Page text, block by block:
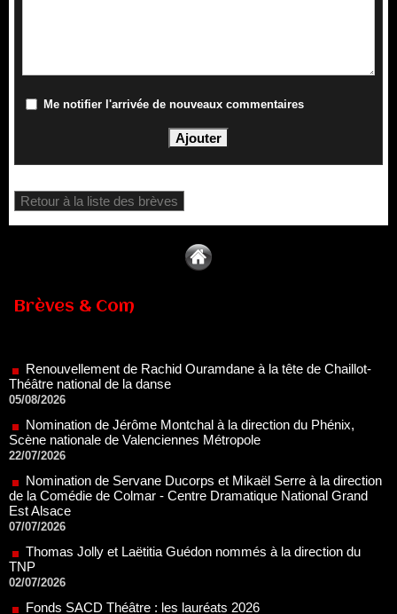
Me notifier l'arrivée de nouveaux commentaires
Retour à la liste des brèves
Brèves & Com
Nomination de Jérôme Montchal à la direction du Phénix,
Scène nationale de Valenciennes Métropole
Nomination de Servane Ducorps et Mikaël Serre à la direction
de la Comédie de Colmar - Centre Dramatique National Grand
07/07/2026
Thomas Jolly et Laëtitia Guédon nommés à la direction du
TNP
Fonds SACD Théâtre : les lauréats 2026
23/06/2026
Dispositif ARTCENA Écrire pour le cirque, les lauréats 2026 !